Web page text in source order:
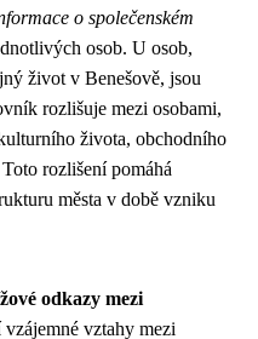
o společenském
osob. U osob,
život v Benešově, jsou
rozlišuje mezi osobami,
života, obchodního
rozlišení pomáhá
města v době vzniku
odkazy mezi
vztahy mezi